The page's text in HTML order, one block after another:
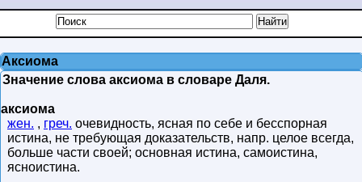
Аксиома
Значение слова аксиома в словаре Даля.
аксиома
жен. , греч. очевидность, ясная по себе и бесспорная
истина, не требующая доказательств, напр. целое всегда,
больше части своей; основная истина, самоистина,
ясноистина.